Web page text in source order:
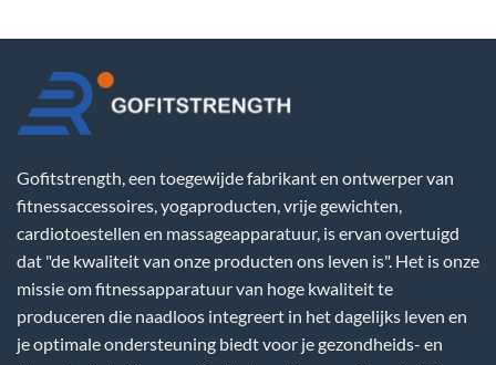
Gofitstrength, een toegewijde fabrikant en ontwerper van
fitnessaccessoires, yogaproducten, vrije gewichten,
cardiotoestellen en massageapparatuur, is ervan overtuigd
dat "de kwaliteit van onze producten ons leven is". Het is onze
missie om fitnessapparatuur van hoge kwaliteit te
produceren die naadloos integreert in het dagelijks leven en
je optimale ondersteuning biedt voor je gezondheids- en